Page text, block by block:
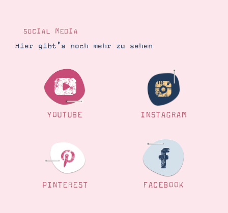
SOCIAL MEDIA
Hier gibt’s noch mehr zu sehen
YOUTUBE INSTAGRAM
PINTEREST FACEBOOK